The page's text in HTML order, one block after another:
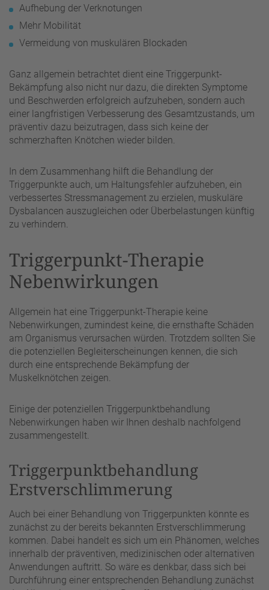
Aufhebung der Verknotungen
Mehr Mobilität
Vermeidung von muskulären Blockaden
Ganz allgemein betrachtet dient eine Triggerpunkt-
Bekämpfung also nicht nur dazu, die direkten Symptome
und Beschwerden erfolgreich aufzuheben, sondern auch
einer langfristigen Verbesserung des Gesamtzustands, um
präventiv dazu beizutragen, dass sich keine der
schmerzhaften Knötchen wieder bilden.
In dem Zusammenhang hilft die Behandlung der
Triggerpunkte auch, um Haltungsfehler aufzuheben, ein
verbessertes Stressmanagement zu erzielen, muskuläre
Dysbalancen auszugleichen oder Überbelastungen künftig
zu verhindern.
Triggerpunkt-Therapie
Nebenwirkungen
Allgemein hat eine Triggerpunkt-Therapie keine
Nebenwirkungen, zumindest keine, die ernsthafte Schäden
am Organismus verursachen würden. Trotzdem sollten Sie
die potenziellen Begleiterscheinungen kennen, die sich
durch eine entsprechende Bekämpfung der
Muskelknötchen zeigen.
Einige der potenziellen Triggerpunktbehandlung
Nebenwirkungen haben wir Ihnen deshalb nachfolgend
zusammengestellt.
Triggerpunktbehandlung
Erstverschlimmerung
Auch bei einer Behandlung von Triggerpunkten könnte es
zunächst zu der bereits bekannten Erstverschlimmerung
kommen. Dabei handelt es sich um ein Phänomen, welches
innerhalb der präventiven, medizinischen oder alternativen
Anwendungen auftritt. So wäre es denkbar, dass sich bei
Durchführung einer entsprechenden Behandlung zunächst